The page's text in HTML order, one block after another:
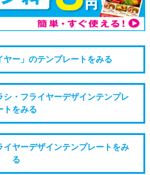
ー」のテンプレートをみる
・フライヤーデザインテンプレ
トをみる
ヤーデザインテンプレートをみ
る